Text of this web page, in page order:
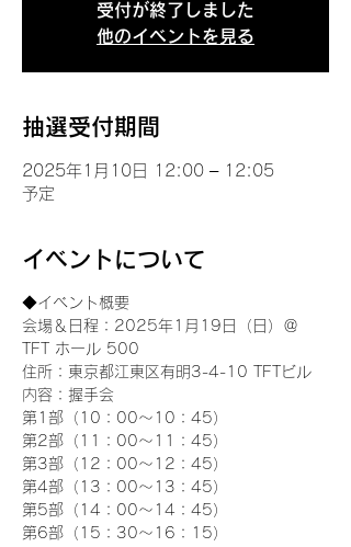
受付が終了しました
他のイベントを見る
抽選受付期間
2025年1月10日 12:00 – 12:05
予定
イベントについて
◆イベント概要
会場＆日程：2025年1月19日（日）＠
TFT ホール 500
住所：東京都江東区有明3-4-10 TFTビル
内容：握手会
第1部（10：00～10：45）
第2部（11：00～11：45）
第3部（12：00～12：45）
第4部（13：00～13：45）
第5部（14：00～14：45）
第6部（15：30～16：15）